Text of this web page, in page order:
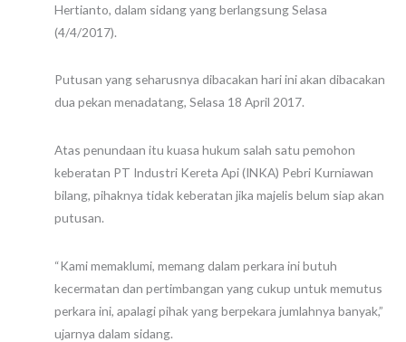
Hertianto, dalam sidang yang berlangsung Selasa
(4/4/2017).
Putusan yang seharusnya dibacakan hari ini akan dibacakan
dua pekan menadatang, Selasa 18 April 2017.
Atas penundaan itu kuasa hukum salah satu pemohon
keberatan PT Industri Kereta Api (INKA) Pebri Kurniawan
bilang, pihaknya tidak keberatan jika majelis belum siap akan
putusan.
“Kami memaklumi, memang dalam perkara ini butuh
kecermatan dan pertimbangan yang cukup untuk memutus
perkara ini, apalagi pihak yang berpekara jumlahnya banyak,”
ujarnya dalam sidang.